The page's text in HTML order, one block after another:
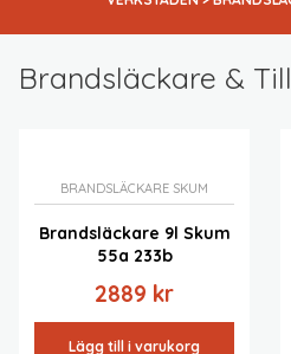
Brandsläckare &
BRANDSLÄCKARE SKUM
Brandsläckare 9l Skum
55a 233b
2889 kr
Lägg till i varukorg